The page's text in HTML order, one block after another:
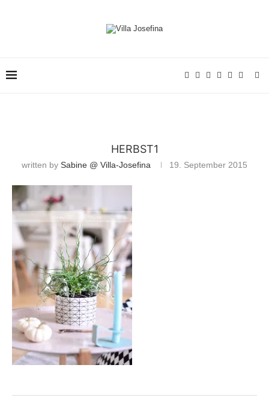
HERBST1
written by Sabine @ Villa-Josefina 19. September 2015